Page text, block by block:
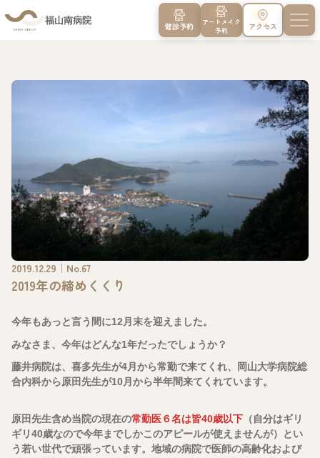
福山南病院
健診予約
アートメイク
予約
アクセス
2019.12.29｜No.67
2019年の締めくくり
今年もあっと言う間に12月末を迎えました。
みなさま、今年はどんな1年だったでしょうか？
藤井病院は、喜多先生が4月から常勤で来てくれ、岡山大学病院総
合内科から原田先生が10月から半年間来てくれています。
原田先生含め当院の現在の常勤医６名は皆40歳以下 （自分はギリ
ギリ40歳なので今年までしかこのアピールが使えませんが）とい
う若い世代で頑張っています。地域の病院で医師の高齢化および